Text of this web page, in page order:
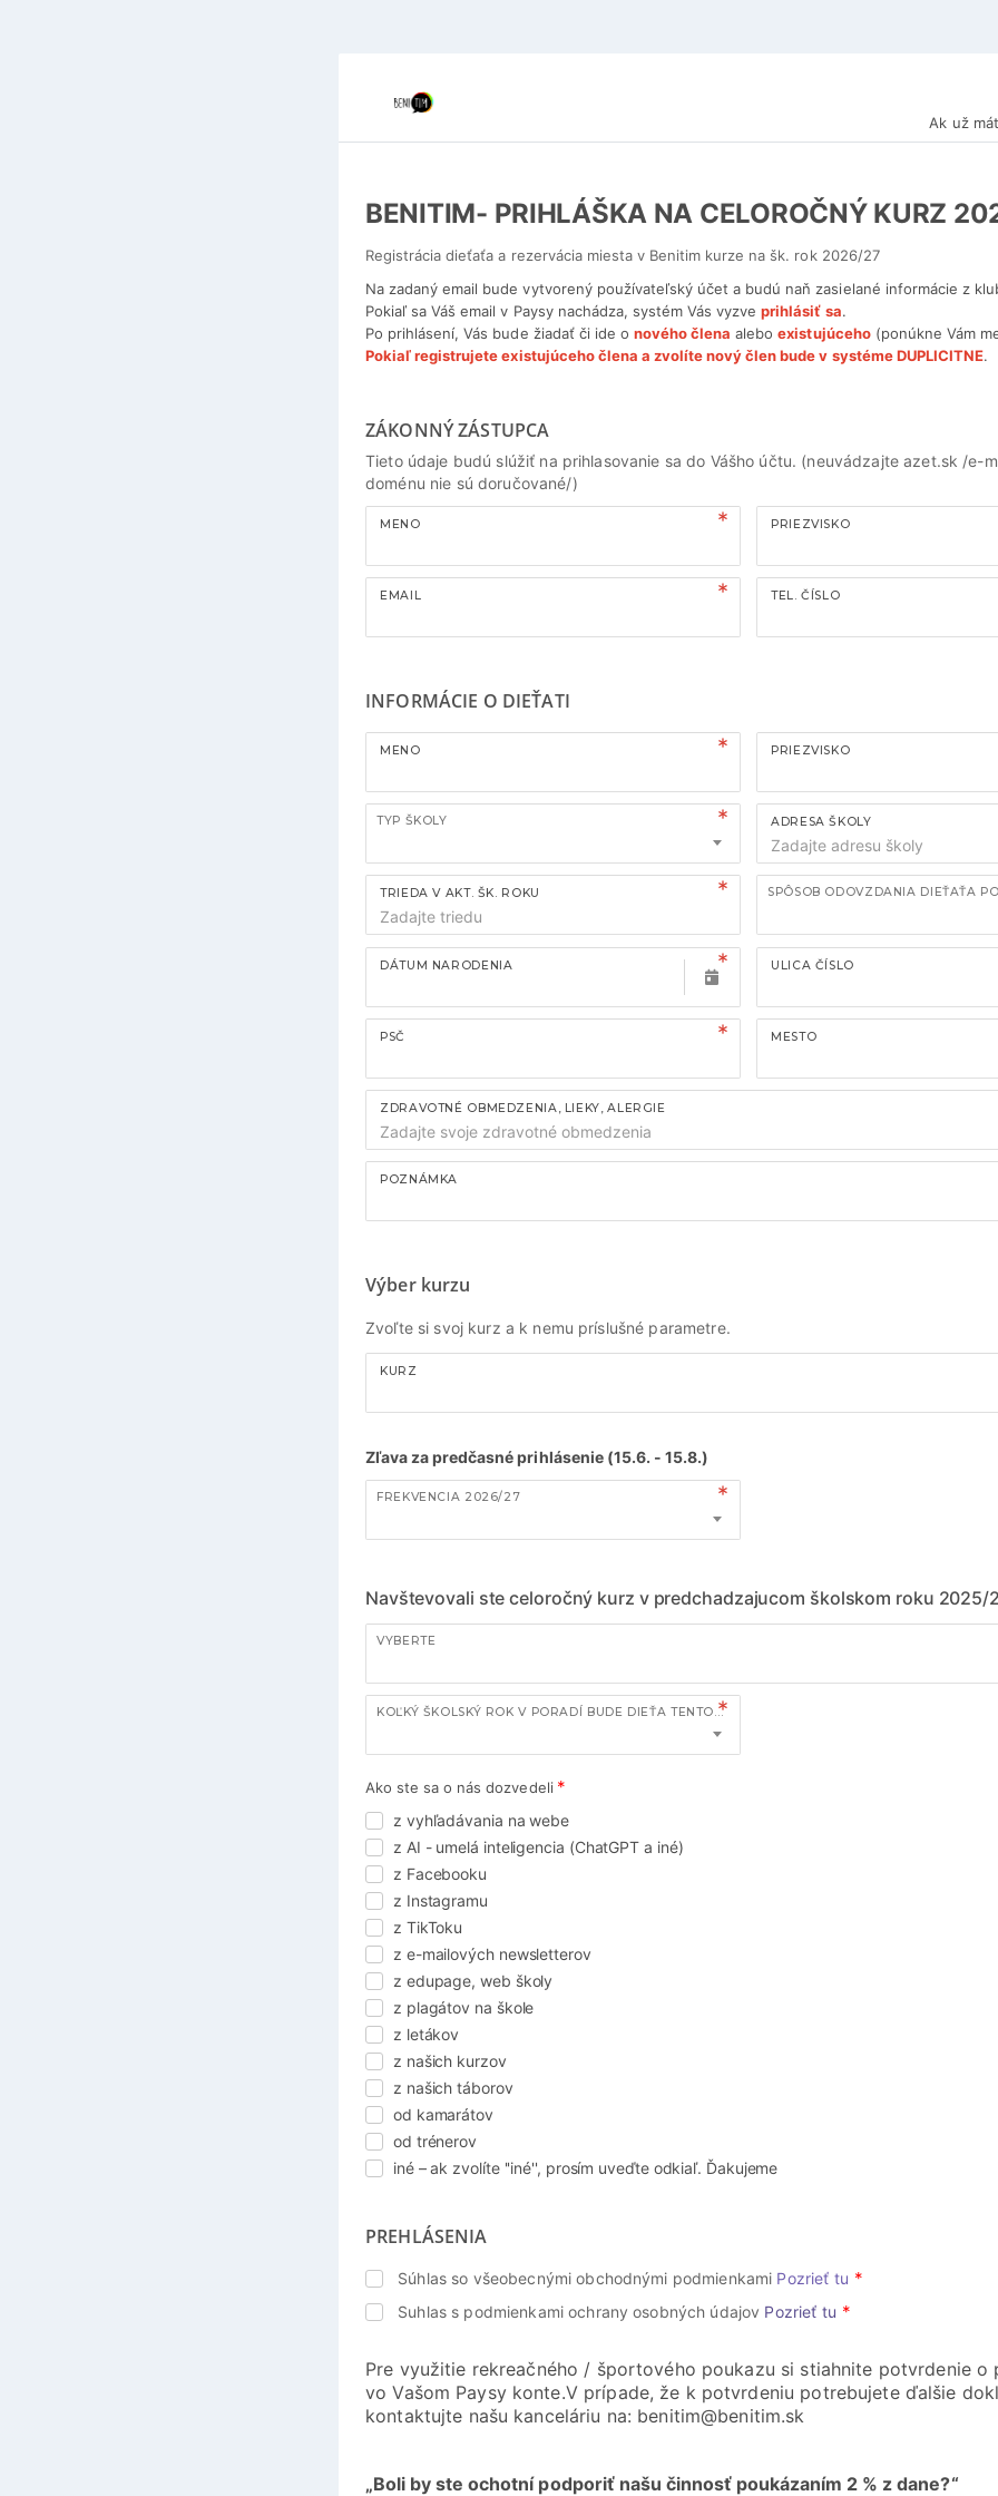
Ak už
BENITIM- PRIHLÁŠKA NA CELOROČNÝ KURZ
Registrácia dieťaťa a rezervácia miesta v Benitim kurze na šk. rok 2026/27
Na zadaný email bude vytvorený používateľský účet a budú naň zasielané informácie z
Pokiaľ sa Váš email v Paysy nachádza, systém Vás vyzveprihlásiť sa.
Po prihlásení, Vás bude žiadať či ide o nového člena aleboexistujúceho(ponúkne Vám
Pokiaľ registrujete existujúceho člena a zvolíte nový člen bude v systéme DUPLICITNE.
ZÁKONNÝ ZÁSTUPCA
Tieto údaje budú slúžiť na prihlasovanie sa do Vášho účtu. (neuvádzajte azet.sk /e-
doménu nie sú doručované/)
MENO PRIEZVISKO
EMAIL TEL. ČÍSLO
INFORMÁCIE O DIEŤATI
MENO PRIEZVISKO
TYP ŠKOLY ADRESA ŠKOLY
TRIEDA V AKT. ŠK. ROKU SPÔSOB ODOVZDANIA DIEŤAŤA
DÁTUM NARODENIA ULICA ČÍSLO
PSČ MESTO
ZDRAVOTNÉ OBMEDZENIA, LIEKY, ALERGIE
POZNÁMKA
Výber kurzu
Zvoľte si svoj kurz a k nemu príslušné parametre.
KURZ
Zľava za predčasné prihlásenie (15.6. - 15.8.)
FREKVENCIA 2026/27
Navštevovali ste celoročný kurz v predchadzajucom školskom roku 2025/
VYBERTE
KOĽKÝ ŠKOLSKÝ ROK V PORADÍ BUDE DIEŤA TENTO KURZ NAVŠTEVOVAŤ?
Ako ste sa o nás dozvedeli
z vyhľadávania na webe
z AI - umelá inteligencia (ChatGPT a iné)
z Facebooku
z Instagramu
z TikToku
z e-mailových newsletterov
z edupage, web školy
z plagátov na škole
z letákov
z našich kurzov
z našich táborov
od kamarátov
od trénerov
iné – ak zvolíte ''iné'', prosím uveďte odkiaľ. Ďakujeme
PREHLÁSENIA
Súhlas so všeobecnými obchodnými podmienkami Pozrieť tu
Suhlas s podmienkami ochrany osobných údajov Pozrieť tu
Pre využitie rekreačného / športového poukazu si stiahnite potvrdenie o
vo Vašom Paysy konte.V prípade, že k potvrdeniu potrebujete ďalšie
kontaktujte našu kanceláriu na: benitim@benitim.sk
„Boli by ste ochotní podporiť našu činnosť poukázaním 2 % z dane?“